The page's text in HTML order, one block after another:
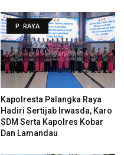
P. RAYA
Kapolresta Palangka Raya
Hadiri Sertijab Irwasda, Karo
SDM Serta Kapolres Kobar
Dan Lamandau